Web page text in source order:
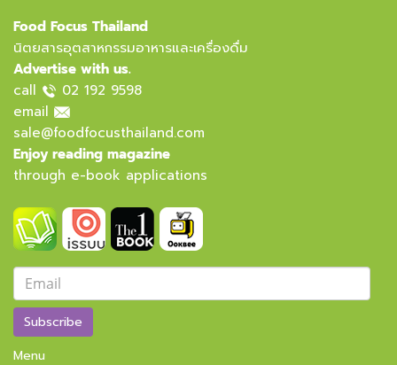
Food Focus Thailand
นิตยสารอุตสาหกรรมอาหารและเครื่องดื่ม
Advertise with us.
call
02 192 9598
email
sale@foodfocusthailand.com
Enjoy reading magazine
through e-book applications
Subscribe
Menu